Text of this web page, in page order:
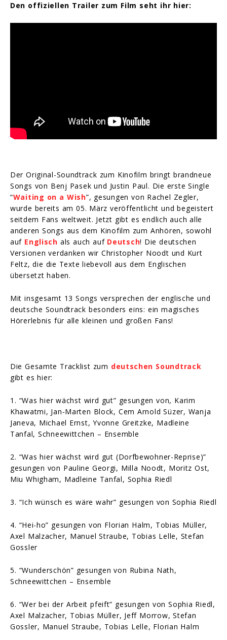
Den offiziellen Trailer zum Film seht ihr hier:
Der Original-Soundtrack zum Kinofilm bringt brandneue
Songs von Benj Pasek und Justin Paul. Die erste Single
“Waiting on a Wish”, gesungen von Rachel Zegler,
wurde bereits am 05. März veröffentlicht und begeistert
seitdem Fans weltweit. Jetzt gibt es endlich auch alle
anderen Songs aus dem Kinofilm zum Anhören, sowohl
auf Englisch als auch auf Deutsch! Die deutschen
Versionen verdanken wir Christopher Noodt und Kurt
Feltz, die die Texte liebevoll aus dem Englischen
übersetzt haben.
Mit insgesamt 13 Songs versprechen der englische und
deutsche Soundtrack besonders eins: ein magisches
Hörerlebnis für alle kleinen und großen Fans!
Die Gesamte Tracklist zum deutschen Soundtrack
gibt es hier:
1. “Was hier wächst wird gut” gesungen von, Karim
Khawatmi, Jan-Marten Block, Cem Arnold Süzer, Wanja
Janeva, Michael Ernst, Yvonne Greitzke, Madleine
Tanfal, Schneewittchen – Ensemble
2. “Was hier wächst wird gut (Dorfbewohner-Reprise)”
gesungen von Pauline Georgi, Milla Noodt, Moritz Ost,
Miu Whigham, Madleine Tanfal, Sophia Riedl
3. “Ich wünsch es wäre wahr” gesungen von Sophia Riedl
4. “Hei-ho” gesungen von Florian Halm, Tobias Müller,
Axel Malzacher, Manuel Straube, Tobias Lelle, Stefan
Gossler
5. “Wunderschön” gesungen von Rubina Nath,
Schneewittchen – Ensemble
6. “Wer bei der Arbeit pfeift” gesungen von Sophia Riedl,
Axel Malzacher, Tobias Müller, Jeff Morrow, Stefan
Gossler, Manuel Straube, Tobias Lelle, Florian Halm